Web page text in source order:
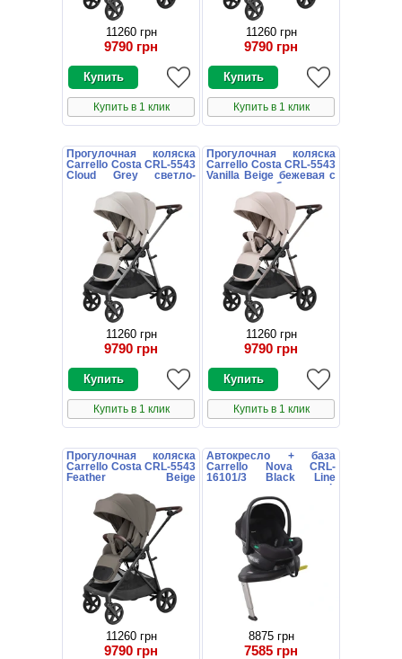
11260 грн
9790 грн
Купить в 1 клик
11260 грн
9790 грн
Купить в 1 клик
Прогулочная коляска
Carrello Costa CRL-5543
Cloud Grey светло-
блоком
11260 грн
9790 грн
Купить в 1 клик
Прогулочная коляска
Carrello Costa CRL-5543
Vanilla Beige бежевая с
поворотным блоком
11260 грн
9790 грн
Купить в 1 клик
Прогулочная коляска
Carrello Costa CRL-5543
Feather Beige
поворотным блоком
11260 грн
9790 грн
Автокресло + база
Carrello Nova CRL-
16101/3 Black Line
черное поворотное i-
Size Isofix
8875 грн
7585 грн